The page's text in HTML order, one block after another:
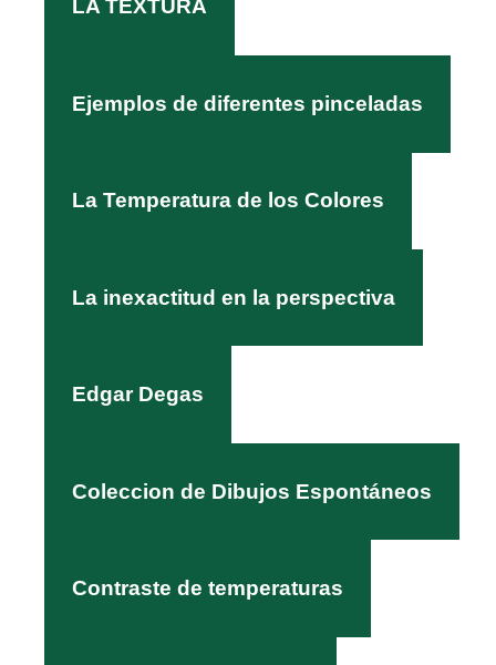
LA TEXTURA
Ejemplos de diferentes pinceladas
La Temperatura de los Colores
La inexactitud en la perspectiva
Edgar Degas
Coleccion de Dibujos Espontáneos
Contraste de temperaturas